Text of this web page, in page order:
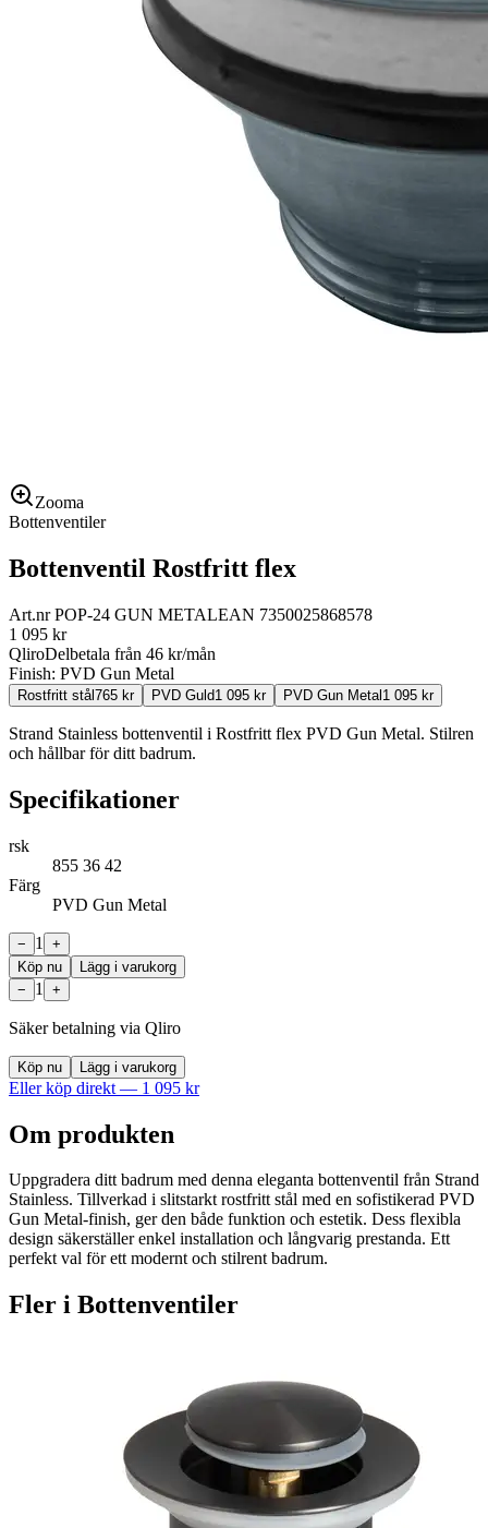
Zooma
Bottenventiler
Bottenventil Rostfritt flex
Art.nrPOP-24 GUN METALEAN 7350025868578
1 095 kr
QliroDelbetala från 46 kr/mån
Finish: PVD Gun Metal
Rostfritt stål 765 kr PVD Guld1 095 kr PVD Gun Metal 1 095 kr
Strand Stainless bottenventil i Rostfritt flex PVD Gun Metal. Stilren
och hållbar för ditt badrum.
Specifikationer
rsk
855 36 42
Färg
PVD Gun Metal
− 1
+
Köp nu
Lägg i varukorg
−
1 +
Säker betalning via Qliro
Köp nu Lägg i varukorg
Eller köp direkt — 1 095 kr
Om produkten
Uppgradera ditt badrum med denna eleganta bottenventil från Strand
Stainless. Tillverkad i slitstarkt rostfritt stål med en sofistikerad PVD
Gun Metal-finish, ger den både funktion och estetik. Dess flexibla
design säkerställer enkel installation och långvarig prestanda. Ett
perfekt val för ett modernt och stilrent badrum.
Fler i Bottenventiler